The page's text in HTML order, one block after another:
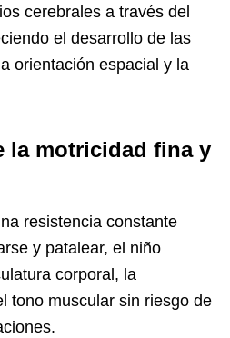
cerebrales a través del
el desarrollo de las
orientación espacial y la
la motricidad fina y
resistencia constante
y patalear, el niño
corporal, la
tono muscular sin riesgo de